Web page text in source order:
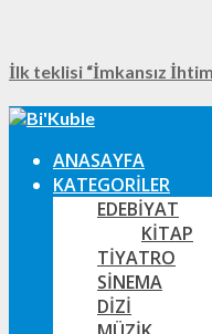
İlk teklisi “İmkansız
ANASAYFA
KATEGORILER
EDEBIYAT
KITAP
TIYATRO
SINEMA
DIZI